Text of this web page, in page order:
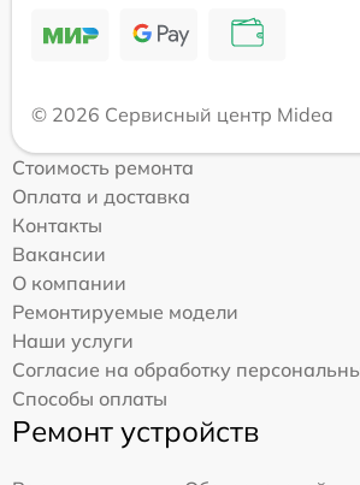
© 2026 Сервисный центр Midea
Стоимость ремонта
Оплата и доставка
Контакты
Вакансии
О компании
Ремонтируемые модели
Наши услуги
Согласие на обработку
Способы оплаты
Ремонт устройств